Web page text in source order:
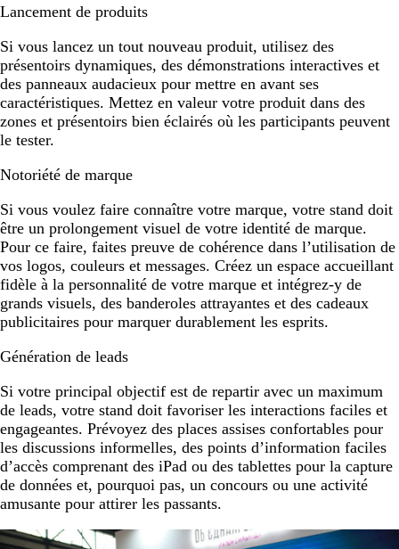
Lancement de produits
Si vous lancez un tout nouveau produit, utilisez des
présentoirs dynamiques, des démonstrations interactives et
des panneaux audacieux pour mettre en avant ses
caractéristiques. Mettez en valeur votre produit dans des
zones et présentoirs bien éclairés où les participants peuvent
le tester.
Notoriété de marque
Si vous voulez faire connaître votre marque, votre stand doit
être un prolongement visuel de votre identité de marque.
Pour ce faire, faites preuve de cohérence dans l’utilisation de
vos logos, couleurs et messages. Créez un espace accueillant
fidèle à la personnalité de votre marque et intégrez-y de
grands visuels, des banderoles attrayantes et des cadeaux
publicitaires pour marquer durablement les esprits.
Génération de leads
Si votre principal objectif est de repartir avec un maximum
de leads, votre stand doit favoriser les interactions faciles et
engageantes. Prévoyez des places assises confortables pour
les discussions informelles, des points d’information faciles
d’accès comprenant des iPad ou des tablettes pour la capture
de données et, pourquoi pas, un concours ou une activité
amusante pour attirer les passants.